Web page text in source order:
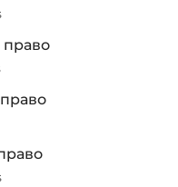
право